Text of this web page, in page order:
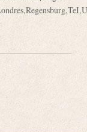
,Regensburg,TeI,